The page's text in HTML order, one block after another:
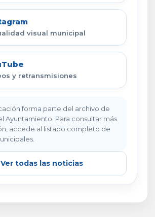
visual municipal
y retransmisiones
forma parte del archivo de
Ayuntamiento. Para consultar más
accede al listado completo de
Ver todas las noticias